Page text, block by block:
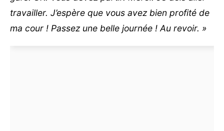
travailler. J’espère que vous avez bien profité de
ma cour ! Passez une belle journée ! Au revoir. »